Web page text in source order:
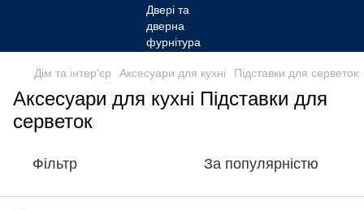
Дім та інтер'єр Аксесуари для кухні Підставки для серветок
Аксесуари для кухні Підставки для
серветок
Фільтр За популярністю